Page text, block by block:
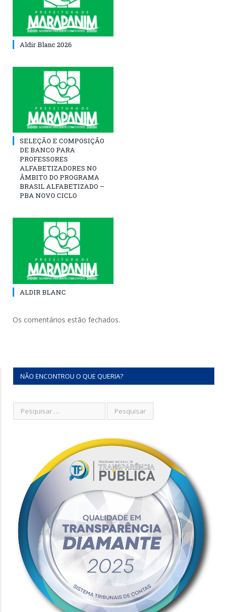
Aldir Blanc 2026
SELEÇÃO E COMPOSIÇÃO
DE BANCO PARA
PROFESSORES
ALFABETIZADORES NO
ÂMBITO DO PROGRAMA
BRASIL ALFABETIZADO –
PBA NOVO CICLO
ALDIR BLANC
Os comentários estão fechados.
NÃO ENCONTROU O QUE QUERIA?